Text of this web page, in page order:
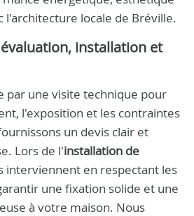
l'architecture locale de Bréville.
installation et
par une visite technique pour
l'exposition et les contraintes
un devis clair et
Lors de l'installation de
interviennent en respectant les
une fixation solide et une
à votre maison. Nous